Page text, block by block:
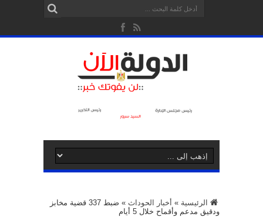
الرئيسية » أخبار الحوداث »
ضبط 337 قضية مخابز
ودقيق مدعم وأقماح خلال 5 أيام